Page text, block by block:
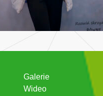
Galerie
Wideo